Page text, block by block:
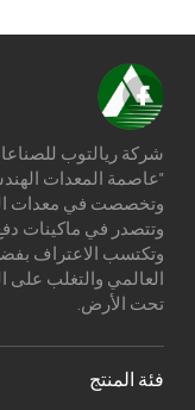
شركة ريالتوب
وتخصصت في معدات
وتتصدر في ماكينات
العالمي والتغلب على
تحت الأرض.
فئة المنتج